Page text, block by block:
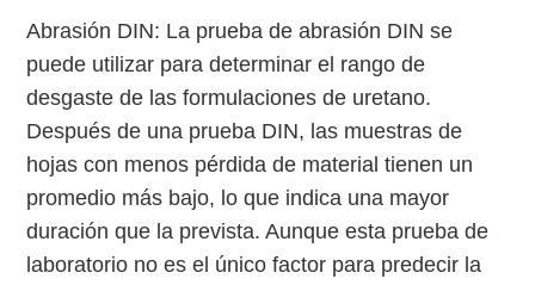
Abrasión DIN: La prueba de abrasión DIN se
puede utilizar para determinar el rango de
desgaste de las formulaciones de uretano.
Después de una prueba DIN, las muestras de
hojas con menos pérdida de material tienen un
promedio más bajo, lo que indica una mayor
duración que la prevista. Aunque esta prueba de
laboratorio no es el único factor para predecir la